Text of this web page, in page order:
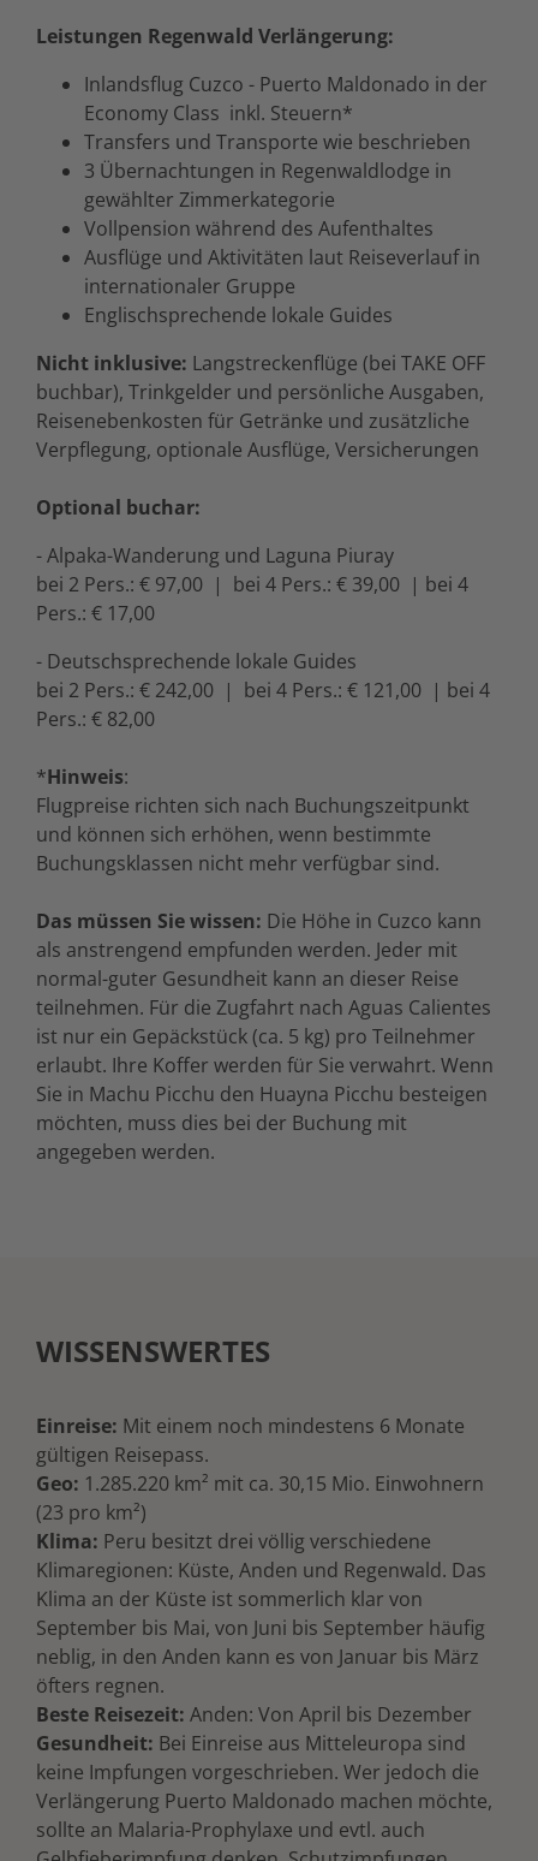
Leistungen Regenwald Verlängerung:
Inlandsflug Cuzco - Puerto Maldonado in der
Economy Class inkl. Steuern*
Transfers und Transporte wie beschrieben
3 Übernachtungen in Regenwaldlodge in
gewählter Zimmerkategorie
Vollpension während des Aufenthaltes
Ausflüge und Aktivitäten laut Reiseverlauf in
internationaler Gruppe
Englischsprechende lokale Guides
Nicht inklusive: Langstreckenflüge (bei TAKE OFF
buchbar), Trinkgelder und persönliche Ausgaben,
Reisenebenkosten für Getränke und zusätzliche
Verpflegung, optionale Ausflüge, Versicherungen
Optional buchar:
- Alpaka-Wanderung und Laguna Piuray
bei 2 Pers.: € 97,00 | bei 4 Pers.: € 39,00 | bei 4
Pers.: € 17,00
- Deutschsprechende lokale Guides
bei 2 Pers.: € 242,00 | bei 4 Pers.: € 121,00 | bei 4
Pers.: € 82,00
*Hinweis:
Flugpreise richten sich nach Buchungszeitpunkt
und können sich erhöhen, wenn bestimmte
Buchungsklassen nicht mehr verfügbar sind.
Das müssen Sie wissen: Die Höhe in Cuzco kann
als anstrengend empfunden werden. Jeder mit
normal-guter Gesundheit kann an dieser Reise
teilnehmen. Für die Zugfahrt nach Aguas Calientes
ist nur ein Gepäckstück (ca. 5 kg) pro Teilnehmer
erlaubt. Ihre Koffer werden für Sie verwahrt. Wenn
Sie in Machu Picchu den Huayna Picchu besteigen
möchten, muss dies bei der Buchung mit
angegeben werden.
WISSENSWERTES
Einreise: Mit einem noch mindestens 6 Monate
gültigen Reisepass.
Geo: 1.285.220 km² mit ca. 30,15 Mio. Einwohnern
(23 pro km²)
Klima: Peru besitzt drei völlig verschiedene
Klimaregionen: Küste, Anden und Regenwald. Das
Klima an der Küste ist sommerlich klar von
September bis Mai, von Juni bis September häufig
neblig, in den Anden kann es von Januar bis März
öfters regnen.
Beste Reisezeit: Anden: Von April bis Dezember
Gesundheit: Bei Einreise aus Mitteleuropa sind
keine Impfungen vorgeschrieben. Wer jedoch die
Verlängerung Puerto Maldonado machen möchte,
sollte an Malaria-Prophylaxe und evtl. auch